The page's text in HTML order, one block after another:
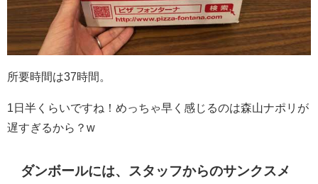
所要時間は37時間。
1日半くらいですね！めっちゃ早く感じるのは森山ナポリが
遅すぎるから？w
ダンボールには、スタッフからのサンクスメ